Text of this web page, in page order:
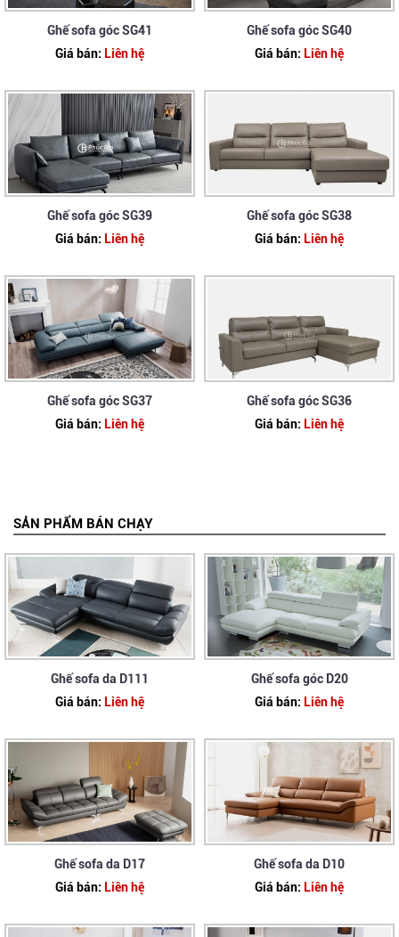
Ghế sofa góc SG41
Giá bán: Liên hệ
Ghế sofa góc SG40
Giá bán: Liên hệ
Ghế sofa góc SG39
Giá bán: Liên hệ
Ghế sofa góc SG38
Giá bán: Liên hệ
Ghế sofa góc SG37
Giá bán: Liên hệ
Ghế sofa góc SG36
Giá bán: Liên hệ
SẢN PHẨM BÁN CHẠY
Ghế sofa da D111
Giá bán: Liên hệ
Ghế sofa góc D20
Giá bán: Liên hệ
Ghế sofa da D17
Giá bán: Liên hệ
Ghế sofa da D10
Giá bán: Liên hệ